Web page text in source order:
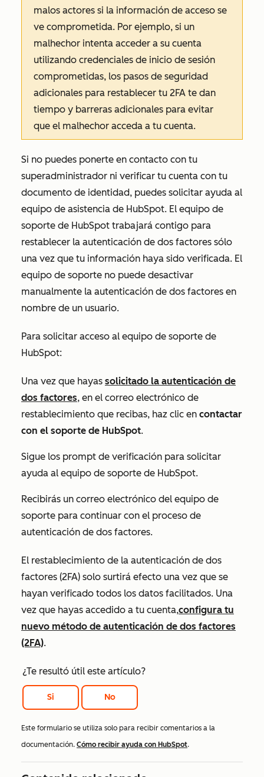
malos actores si la información de acceso se
ve comprometida. Por ejemplo, si un
malhechor intenta acceder a su cuenta
utilizando credenciales de inicio de sesión
comprometidas, los pasos de seguridad
adicionales para restablecer tu 2FA te dan
tiempo y barreras adicionales para evitar
que el malhechor acceda a tu cuenta.
Si no puedes ponerte en contacto con tu
superadministrador ni verificar tu cuenta con tu
documento de identidad, puedes solicitar ayuda al
equipo de asistencia de HubSpot. El equipo de
soporte de HubSpot trabajará contigo para
restablecer la autenticación de dos factores sólo
una vez que tu información haya sido verificada. El
equipo de soporte no puede desactivar
manualmente la autenticación de dos factores en
nombre de un usuario.
Para solicitar acceso al equipo de soporte de
HubSpot:
Una vez que hayas solicitado la autenticación de
dos factores, en el correo electrónico de
restablecimiento que recibas, haz clic en contactar
con el soporte de HubSpot.
Sigue los prompt de verificación para solicitar
ayuda al equipo de soporte de HubSpot.
Recibirás un correo electrónico del equipo de
soporte para continuar con el proceso de
autenticación de dos factores.
El restablecimiento de la autenticación de dos
factores (2FA) solo surtirá efecto una vez que se
hayan verificado todos los datos facilitados. Una
vez que hayas accedido a tu cuenta,configura tu
nuevo método de autenticación de dos factores
(2FA).
¿Te resultó útil este artículo?
Si No
Este formulario se utiliza solo para recibir comentarios a la
documentación. Cómo recibir ayuda con HubSpot.